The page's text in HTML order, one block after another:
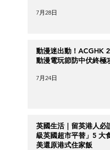
7月28日
動漫迷出動！ACGHK
動漫電玩節防中伏終極
7月24日
英國生活｜留英港人必
級英國超市平替」5 大
美還原港式住家飯